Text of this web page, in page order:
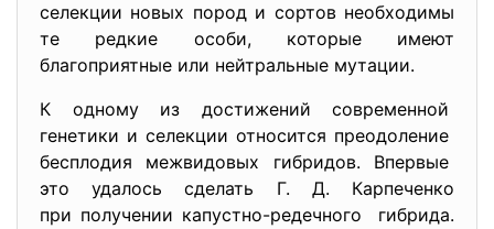
селекции новых пород и сортов необходимы
те редкие особи, которые имеют
благоприятные или нейтральные мутации.
К одному из достижений современной
генетики и селекции относится преодоление
бесплодия межвидовых гибридов. Впервые
это удалось сделать Г. Д. Карпеченко
при получении капустно-редечного гибрида.